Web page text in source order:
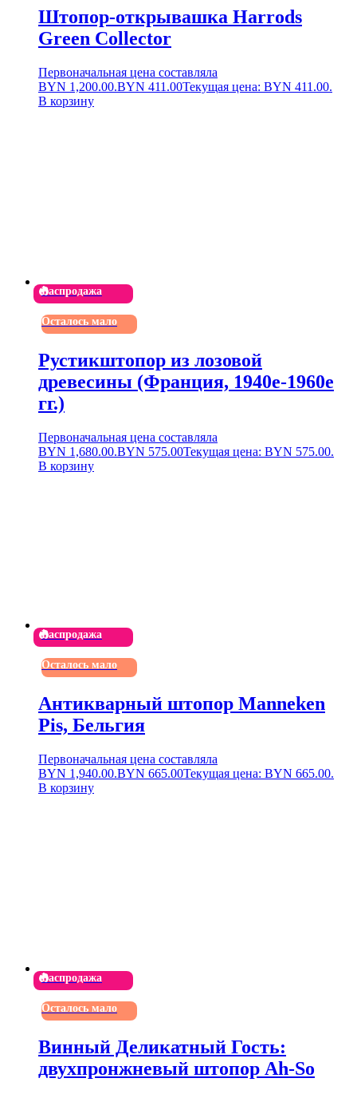
Штопор-открывашка Harrods
Green Collector
Первоначальная цена составляла
BYN 1,200.00.BYN 411.00Текущая цена: BYN 411.00.
В корзину
Распродажа
Осталось мало
Рустикштопор из лозовой
древесины (Франция, 1940е-1960е
гг.)
Первоначальная цена составляла
BYN 1,680.00.BYN 575.00Текущая цена: BYN 575.00.
В корзину
Распродажа
Осталось мало
Антикварный штопор Manneken
Pis, Бельгия
Первоначальная цена составляла
BYN 1,940.00.BYN 665.00Текущая цена: BYN 665.00.
В корзину
Распродажа
Осталось мало
Винный Деликатный Гость:
двухпронжневый штопор Ah-So